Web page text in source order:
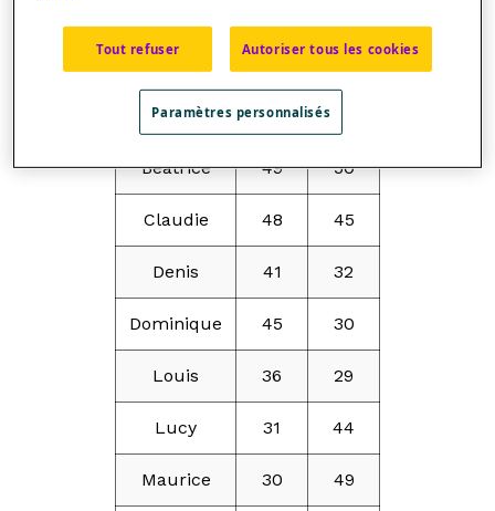
Axel 38
Béatrice 49 50
Claudie 48 45
Denis 41 32
Dominique 45 30
Louis 36 29
Lucy 31 44
Maurice 30 49
Tout refuser Autoriser tous les cookies
Paramètres personnalisés